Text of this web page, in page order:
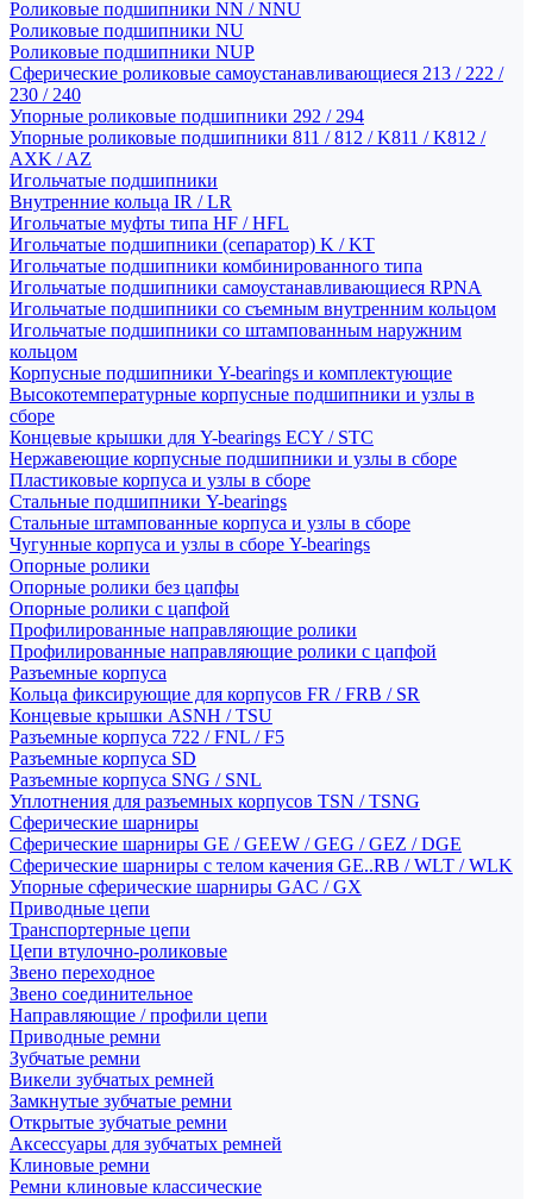
Роликовые подшипники NN / NNU
Роликовые подшипники NU
Роликовые подшипники NUP
Сферические роликовые самоустанавливающиеся 213 / 222 /
230 / 240
Упорные роликовые подшипники 292 / 294
Упорные роликовые подшипники 811 / 812 / K811 / K812 /
AXK / AZ
Игольчатые подшипники
Внутренние кольца IR / LR
Игольчатые муфты типа HF / HFL
Игольчатые подшипники (сепаратор) K / KT
Игольчатые подшипники комбинированного типа
Игольчатые подшипники самоустанавливающиеся RPNA
Игольчатые подшипники со съемным внутренним кольцом
Игольчатые подшипники со штампованным наружним
кольцом
Корпусные подшипники Y-bearings и комплектующие
Высокотемпературные корпусные подшипники и узлы в
сборе
Концевые крышки для Y-bearings ECY / STC
Нержавеющие корпусные подшипники и узлы в сборе
Пластиковые корпуса и узлы в сборе
Стальные подшипники Y-bearings
Стальные штампованные корпуса и узлы в сборе
Чугунные корпуса и узлы в сборе Y-bearings
Опорные ролики
Опорные ролики без цапфы
Опорные ролики с цапфой
Профилированные направляющие ролики
Профилированные направляющие ролики с цапфой
Разъемные корпуса
Кольца фиксирующие для корпусов FR / FRB / SR
Концевые крышки ASNH / TSU
Разъемные корпуса 722 / FNL / F5
Разъемные корпуса SD
Разъемные корпуса SNG / SNL
Уплотнения для разъемных корпусов TSN / TSNG
Сферические шарниры
Сферические шарниры GE / GEEW / GEG / GEZ / DGE
Сферические шарниры с телом качения GE..RB / WLT / WLK
Упорные сферические шарниры GAC / GX
Приводные цепи
Транспортерные цепи
Цепи втулочно-роликовые
Звено переходное
Звено соединительное
Направляющие / профили цепи
Приводные ремни
Зубчатые ремни
Викели зубчатых ремней
Замкнутые зубчатые ремни
Открытые зубчатые ремни
Аксессуары для зубчатых ремней
Клиновые ремни
Ремни клиновые классические